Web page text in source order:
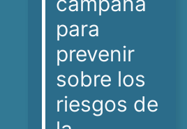
para
prevenir
sobre los
riesgos de